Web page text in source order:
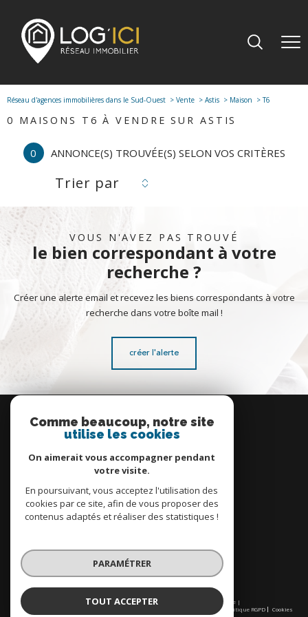
Réseau d'agences immobilières dans le Sud-Ouest Vente Astis Maison T6
0 MAISONS T6 À VENDRE SUR ASTIS
0 ANNONCE(S) TROUVÉE(S) SELON VOS CRITÈRES
Trier par
VOUS N'AVEZ PAS TROUVÉ
le bien correspondant à votre
recherche ?
Créer une alerte email et recevez les biens correspondants à votre
recherche dans votre boîte mail !
créer l'alerte
connecter
espace propriétaire
© 2026 | Tous droits réservés | Traduction powered by Google |
Nos honoraires
Politique RGPD Cookies
Comme beaucoup, notre site
utilise les cookies
On aimerait vous accompagner pendant
votre visite.
En poursuivant, vous acceptez l'utilisation des
cookies par ce site, afin de vous proposer des
contenus adaptés et réaliser des statistiques !
PARAMÉTRER
TOUT ACCEPTER